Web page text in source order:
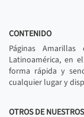
CONTENIDO
Páginas
Latinoamérica, en
forma rápida y
cualquier lugar y
OTROS DE